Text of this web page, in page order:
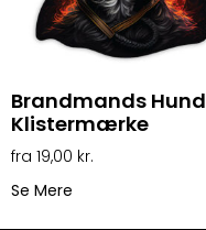
Brandmands Hund
Klistermærke
19,00 kr.
Se Mere